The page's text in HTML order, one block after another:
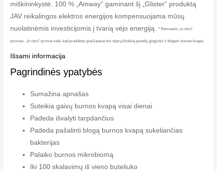
miškininkystė. 100 % „Amway“ gaminant šį „Glister“ produktą
JAV reikalingos elektros energijos kompensuojama mūsų
nuolatinėmis investicijomis į tvarią vėjo energiją.* Remiantis „in vitro“
tyrimais. „In vitro“ tyrimai rodo, kad produktas greičiausiai turi stiprų klinikinį poveikį gingivitui ir blogam burnos kvapui.
Išsami informacija
Pagrindinės ypatybės
Sumažina apnašas
Suteikia gaivų burnos kvapą visai dienai
Padeda išvalyti tarpdančius
Padeda pašalinti blogą burnos kvapą sukeliančias
bakterijas
Palaiko burnos mikrobiomą
Iki 100 skalavimų iš vieno buteliuko